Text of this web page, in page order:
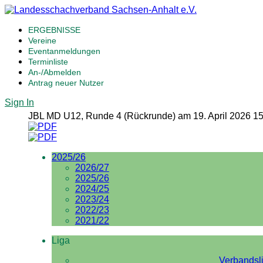
ERGEBNISSE
Vereine
Eventanmeldungen
Terminliste
An-/Abmelden
Antrag neuer Nutzer
Sign In
JBL MD U12, Runde 4 (Rückrunde) am 19. April 2026
2025/26
2026/27
2025/26
2024/25
2023/24
2022/23
2021/22
Liga